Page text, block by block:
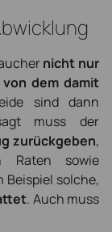
nicht nur
dem damit
sind dann
muss der
zurückgeben,
Raten sowie
Beispiel solche,
. Auch muss